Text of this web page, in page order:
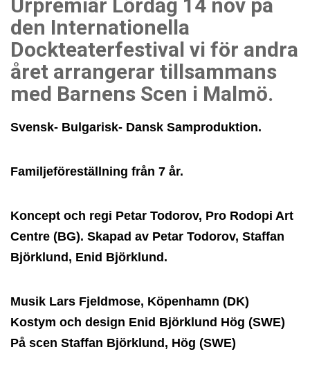
Urpremiär Lördag 14 nov på
den Internationella
Dockteaterfestival vi för andra
året arrangerar tillsammans
med Barnens Scen i Malmö.
Svensk- Bulgarisk- Dansk Samproduktion.
Familjeföreställning från 7 år.
Koncept och regi Petar Todorov, Pro Rodopi Art
Centre (BG). Skapad av Petar Todorov, Staffan
Björklund, Enid Björklund.
Musik Lars Fjeldmose, Köpenhamn (DK)
Kostym och design Enid Björklund Hög (SWE)
På scen Staffan Björklund, Hög (SWE)